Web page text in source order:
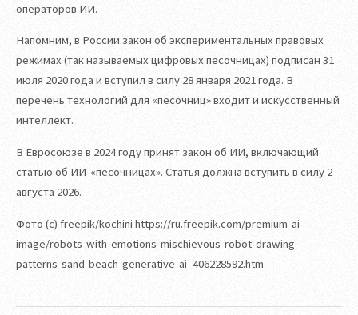
операторов ИИ.
Напомним, в России закон об экспериментальных правовых
режимах (так называемых цифровых песочницах) подписан 31
июля 2020 года и вступил в силу 28 января 2021 года. В
перечень технологий для «песочниц» входит и искусственный
интеллект.
В Евросоюзе в 2024 году принят закон об ИИ, включающий
статью об ИИ-«песочницах». Статья должна вступить в силу 2
августа 2026.
Фото (с) freepik/kochini https://ru.freepik.com/premium-ai-
image/robots-with-emotions-mischievous-robot-drawing-
patterns-sand-beach-generative-ai_406228592.htm